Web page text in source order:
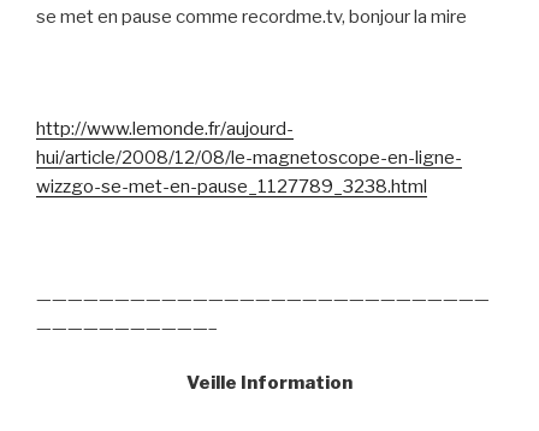
se met en pause comme recordme.tv, bonjour la mire
http://www.lemonde.fr/aujourd-
hui/article/2008/12/08/le-magnetoscope-en-ligne-
wizzgo-se-met-en-pause_1127789_3238.html
—————————————————————————————
———————————–
Veille Information